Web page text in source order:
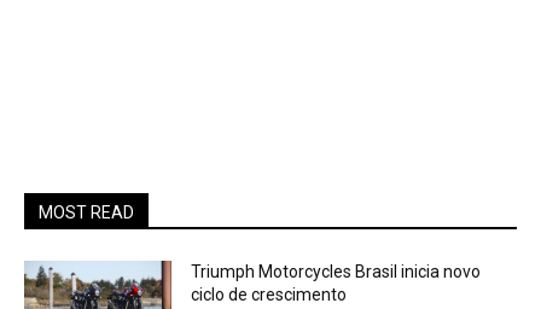
MOST READ
Triumph Motorcycles Brasil inicia novo
ciclo de crescimento